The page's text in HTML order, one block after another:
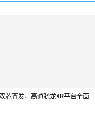
芯齐发，高通骁龙XR平台全面...